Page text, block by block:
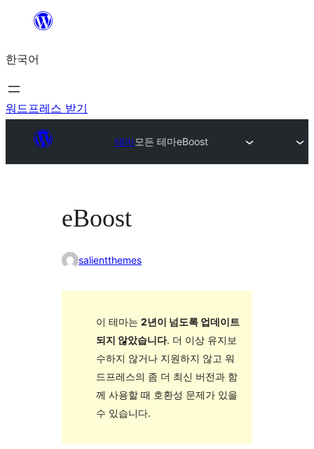
츠
로
바
기
한국어
워드프레스 받기
테마모든 테마eBoost
eBoost
salientthemes
이 테마는 2년이 넘도록 업데이트
되지 않았습니다. 더 이상 유지보
수하지 않거나 지원하지 않고 워
드프레스의 좀 더 최신 버전과 함
께 사용할 때 호환성 문제가 있을
수 있습니다.